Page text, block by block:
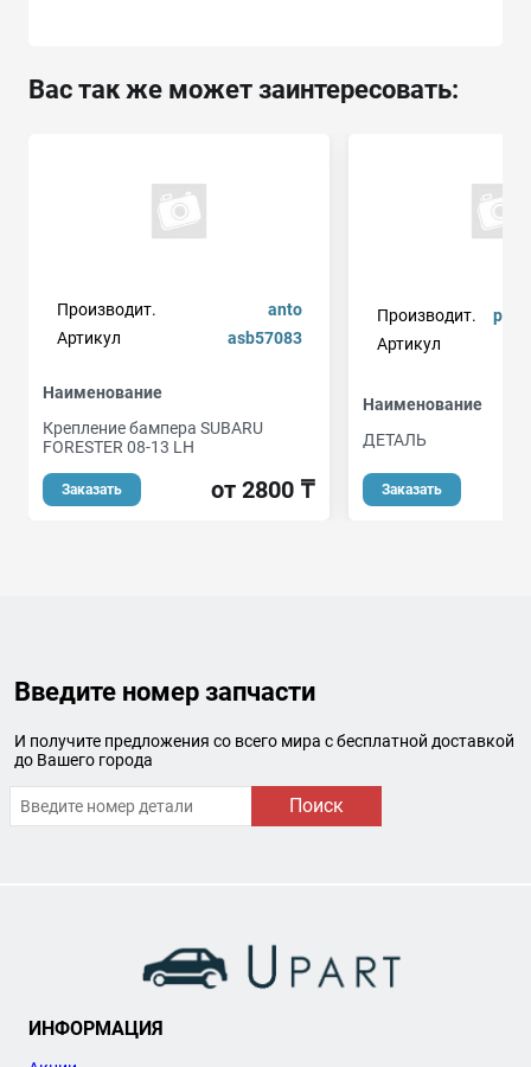
Вас так же может заинтересовать:
Производит.
anto
Артикул
asb57083
Наименование
Крепление бампера SUBARU
FORESTER 08-13 LH
Заказать от 2800 ₸
Производит.
Артикул
Наименование
ДЕТАЛЬ
Заказать
Введите номер запчасти
И получите предложения со всего мира с бесплатной доставкой
до Вашего города
Поиск
ИНФОРМАЦИЯ